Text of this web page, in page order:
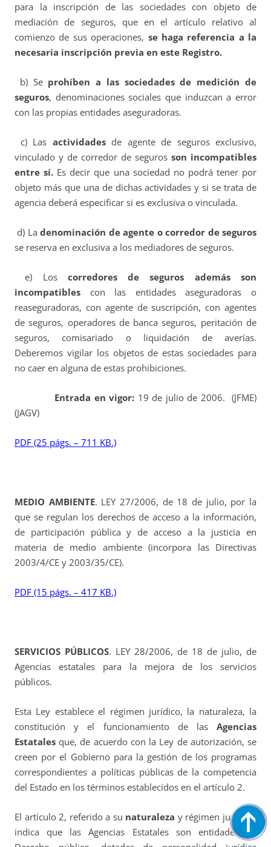
para la inscripción de las sociedades con objeto de
mediación de seguros, que en el artículo relativo al
comienzo de sus operaciones, se haga referencia a la
necesaria inscripción previa en este Registro.
b) Se prohíben a las sociedades de medición de
seguros, denominaciones sociales que induzcan a error
con las propias entidades aseguradoras.
c) Las actividadesde agente de seguros exclusivo,
vinculado y de corredor de seguros son incompatibles
entre sí. Es decir que una sociedad no podrá tener por
objeto más que una de dichas actividades y si se trata de
agencia deberá especificar si es exclusiva o vinculada.
d) Ladenominación de agente o corredor de seguros
se reserva en exclusiva a los mediadores de seguros.
e) Los corredores de seguros además son
incompatibles con las entidades aseguradoras o
reaseguradoras, con agente de suscripción, con agentes
de seguros, operadores de banca seguros, peritación de
seguros, comisariado o liquidación de averías.
Deberemos vigilar los objetos de estas sociedades para
no caer en alguna de estas prohibiciones.
Entrada en vigor: 19 de julio de 2006. (JFME)
(JAGV)
PDF (25 págs. – 711 KB.)
MEDIO AMBIENTE. LEY 27/2006, de 18 de julio, por la
que se regulan los derechos de acceso a la información,
de participación pública y de acceso a la justicia en
materia de medio ambiente (incorpora las Directivas
2003/4/CE y 2003/35/CE).
PDF (15 págs. – 417 KB.)
SERVICIOS PÚBLICOS. LEY 28/2006, de 18 de julio, de
Agencias estatales para la mejora de los servicios
públicos.
Esta Ley establece el régimen jurídico, la naturaleza, la
constitución y el funcionamiento de las Agencias
Estatales que, de acuerdo con la Ley de autorización, se
creen por el Gobierno para la gestión de los programas
correspondientes a políticas públicas de la competencia
del Estado en los términos establecidos en el artículo 2.
El artículo 2, referido a su naturaleza y régimen jurídico,
indica que las Agencias Estatales son entidades de